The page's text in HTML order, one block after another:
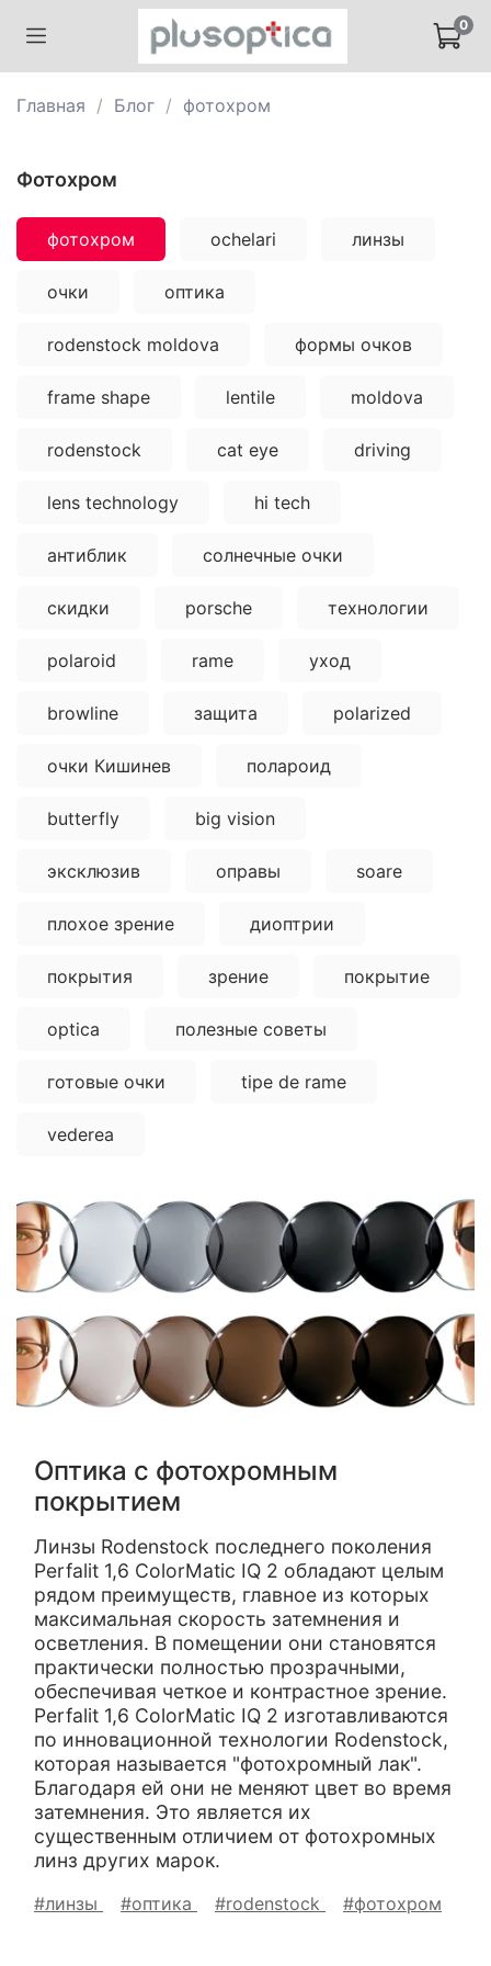
0
Главная Блог фотохром
фотохром
фотохром ochelari линзы
очки оптика
rodenstock moldova формы очков
frame shape lentile moldova
rodenstock cat eye driving
lens technology hi tech
антиблик солнечные очки
скидки porsche технологии
polaroid rame уход
browline защита polarized
очки Кишинев полароид
butterfly big vision
эксклюзив оправы soare
плохое зрение диоптрии
покрытия зрение покрытие
optica полезные советы
готовые очки tipe de rame
vederea
Оптика с фотохромным
покрытием
Линзы Rodenstock последнего поколения
Perfalit 1,6 ColorMatic IQ 2 обладают целым
рядом преимуществ, главное из которых
максимальная скорость затемнения и
осветления. В помещении они становятся
практически полностью прозрачными,
обеспечивая четкое и контрастное зрение.
Perfalit 1,6 ColorMatic IQ 2 изготавливаются
по инновационной технологии Rodenstock,
которая называется "фотохромный лак".
Благодаря ей они не меняют цвет во время
затемнения. Это является их
существенным отличием от фотохромных
линз других марок.
#линзы #оптика #rodenstock #фотохром